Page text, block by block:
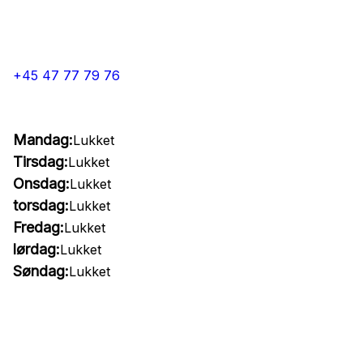
+45 47 77 79 76
Mandag:Lukket
Tirsdag:Lukket
Onsdag:Lukket
torsdag:Lukket
Fredag:Lukket
lørdag:Lukket
Søndag:Lukket